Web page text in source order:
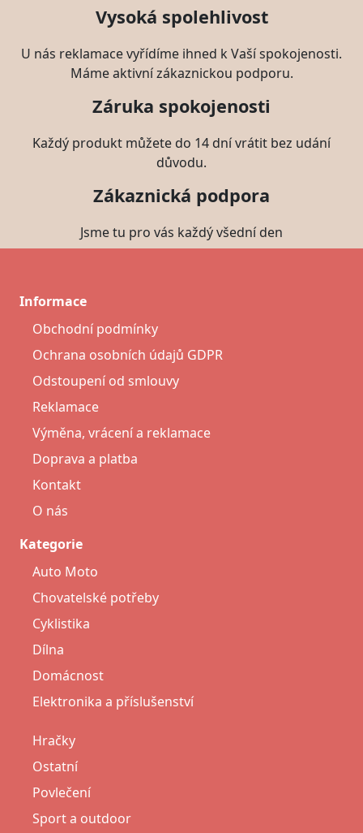
Vysoká spolehlivost
U nás reklamace vyřídíme ihned k Vaší spokojenosti.
Máme aktivní zákaznickou podporu.
Záruka spokojenosti
Každý produkt můžete do 14 dní vrátit bez udání
důvodu.
Zákaznická podpora
Jsme tu pro vás každý všední den
Informace
Obchodní podmínky
Ochrana osobních údajů GDPR
Odstoupení od smlouvy
Reklamace
Výměna, vrácení a reklamace
Doprava a platba
Kontakt
O nás
Kategorie
Auto Moto
Chovatelské potřeby
Cyklistika
Dílna
Domácnost
Elektronika a příslušenství
Hračky
Ostatní
Povlečení
Sport a outdoor